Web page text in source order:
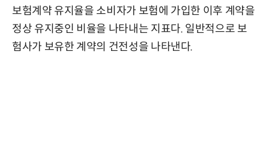
보험계약 유지율을 소비자가 보험에 가입한 이후 계약을
정상 유지중인 비율을 나타내는 지표다. 일반적으로 보
험사가 보유한 계약의 건전성을 나타낸다.